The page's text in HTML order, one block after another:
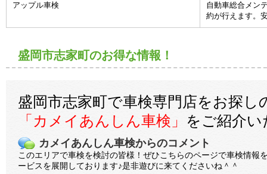
アップル車検
自動車総合メン
約が行えます。
盛岡市志家町のお得な情報！
盛岡市志家町で車検専門店をお探し
「カメイあんしん車検」
をご紹介
カメイあんしん車検からのコメント
このエリアで車検を検討の皆様！ぜひこちらのページで車検情報
ービスを展開しております♪是非遊びに来てくださいね＾＾